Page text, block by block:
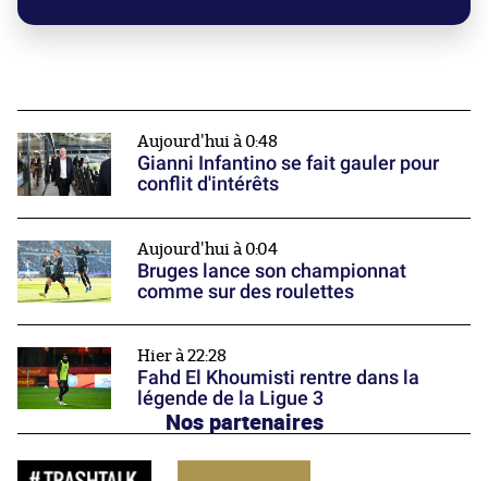
Aujourd'hui à 0:48
Gianni Infantino se fait gauler pour
conflit d'intérêts
Aujourd'hui à 0:04
Bruges lance son championnat
comme sur des roulettes
Hier à 22:28
Fahd El Khoumisti rentre dans la
légende de la Ligue 3
Nos partenaires